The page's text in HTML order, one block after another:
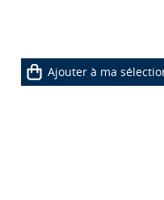
Ajouter à ma